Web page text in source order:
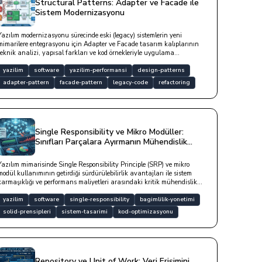
Structural Patterns: Adapter ve Facade ile
Sistem Modernizasyonu
modernizasyonu sürecinde eski (legacy) sistemlerin yeni
entegrasyonu için Adapter ve Facade tasarım kalıplarının
analizi, yapısal farkları ve kod örnekleriyle uygulama
yazilim software yazilim-performansi
design-patterns
adapter-pattern
facade-pattern legacy-code refactoring
Single Responsibility ve Mikro Modüller:
Sınıfları Parçalara Ayırmanın Mühendislik
Maliyeti
mimarisinde Single Responsibility Principle (SRP) ve mikro
kullanımının getirdiği sürdürülebilirlik avantajları ile sistem
ve performans maliyetleri arasındaki kritik mühendislik
yazilim software single-responsibility
bagimlilik-yonetimi
solid-prensipleri
sistem-tasarimi kod-optimizasyonu